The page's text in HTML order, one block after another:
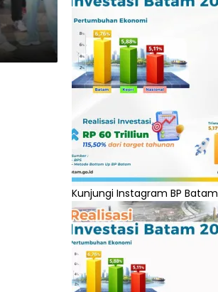
Kunjungi Instagram BP Batam